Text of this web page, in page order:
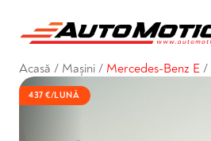
Acasă / Mașini / Mercedes-Benz E /
437 €/LUNĂ